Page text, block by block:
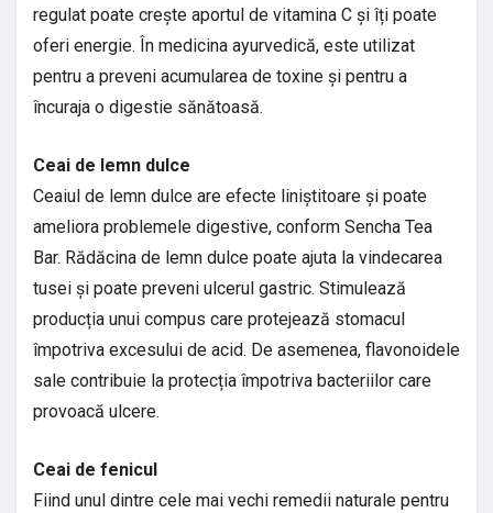
regulat poate crește aportul de vitamina C și îți poate
oferi energie. În medicina ayurvedică, este utilizat
pentru a preveni acumularea de toxine și pentru a
încuraja o digestie sănătoasă.
Ceai de lemn dulce
Ceaiul de lemn dulce are efecte liniștitoare și poate
ameliora problemele digestive, conform Sencha Tea
Bar. Rădăcina de lemn dulce poate ajuta la vindecarea
tusei și poate preveni ulcerul gastric. Stimulează
producția unui compus care protejează stomacul
împotriva excesului de acid. De asemenea, flavonoidele
sale contribuie la protecția împotriva bacteriilor care
provoacă ulcere.
Ceai de fenicul
Fiind unul dintre cele mai vechi remedii naturale pentru